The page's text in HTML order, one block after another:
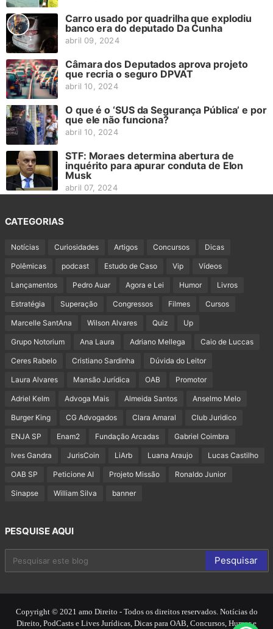
Carro usado por quadrilha que explodiu
banco era do deputado Da Cunha
abril 09, 2024
Câmara dos Deputados aprova projeto
que recria o seguro DPVAT
abril 10, 2024
O que é o ‘SUS da Segurança Pública’ e por
que ele não funciona?
abril 10, 2024
STF: Moraes determina abertura de
inquérito para apurar conduta de Elon
Musk
abril 07, 2024
CATEGORIAS
Notícias Curiosidades Artigos Concursos Dicas
Polêmicas podcast Estudo de Caso Vip Vídeos
Lançamentos Pedro Auar Agora e Lei Humor Livros
Estratégia Superação Congressos Filmes Cursos
Marcelle SantAna Wilson Alvares Quiz Up
Grupo Notorium Ana Laura Adriano Mellega Caio de Luccas
Ceres Rabelo Cristiano Sardinha Dúvida do Leitor
Laura Alvares Mansão Jurídica OAB Promotor
Adriel Kelm Advoga Mais Almeida Santos Anselmo Melo
Burger King CG Advogados Clara Amaral Club Juridico
ENJA SP Enam2 Fundação Arcadas Gabriel Coimbra
Ives Gandra JurisCoin LiArb Luana Araujo Lucas Castilho
OAB SP Peticione AI Projeto Missão Ronaldo Junior
Sinapse William Silva banner
PESQUISE AQUI
Copyright © 2021 amo Direito - Todos os direitos reservados. Notícias do
Direito, PodCasts e Lives Jurídicas, Dicas para OAB, Concursos, Humor e